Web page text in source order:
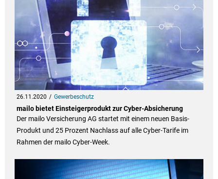
26.11.2020 Gewerbeschutz
mailo bietet Einsteigerprodukt zur Cyber-Absicherung
Der mailo Versicherung AG startet mit einem neuen Basis-
Produkt und 25 Prozent Nachlass auf alle Cyber-Tarife im
Rahmen der mailo Cyber-Week.